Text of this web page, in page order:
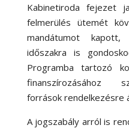
Kabinetiroda fejezet
felmerülés ütemét
mandátumot
időszakra is
Programba tartozó
finanszírozásához
források rendelkezésre
A jogszabály arról is